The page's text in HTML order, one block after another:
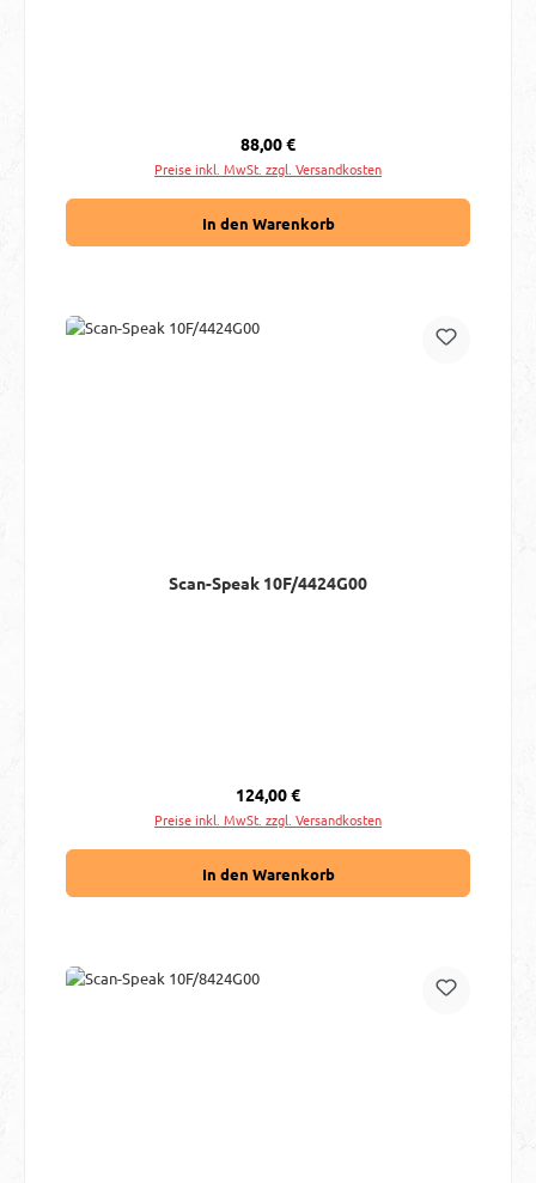
Regulärer Preis:
88,00 €
Preise inkl. MwSt. zzgl. Versandkosten
In den Warenkorb
Scan-Speak 10F/4424G00
Regulärer Preis:
124,00 €
Preise inkl. MwSt. zzgl. Versandkosten
In den Warenkorb